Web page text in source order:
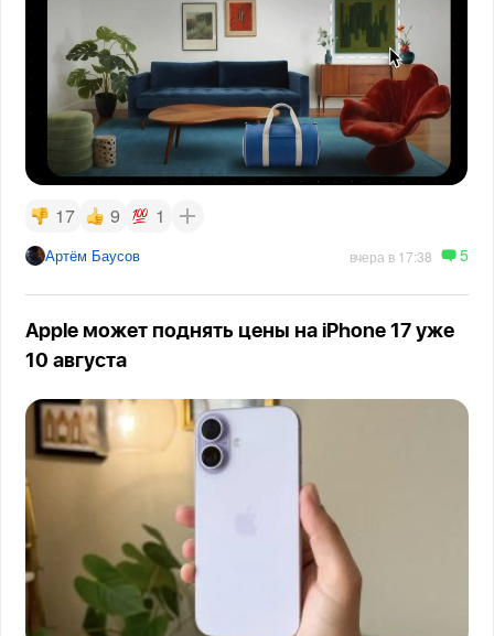
17 9 1
Артём Баусов вчера в 17:38 5
Apple может поднять цены на iPhone 17 уже
10 августа